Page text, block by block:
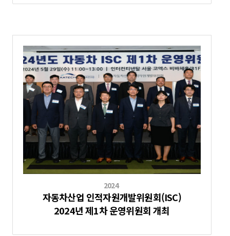
2024
자동차산업 인적자원개발위원회(ISC)
2024년 제1차 운영위원회 개최